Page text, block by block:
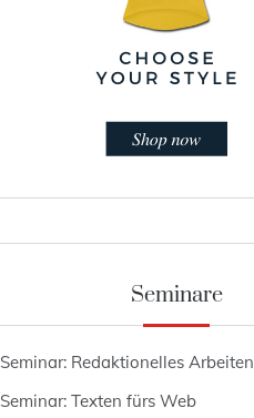
Seminare
Seminar: Redaktionelles Arbeiten
Seminar: Texten fürs Web